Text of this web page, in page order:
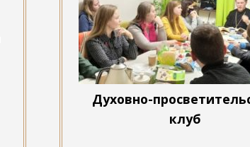
Духовно-
клуб